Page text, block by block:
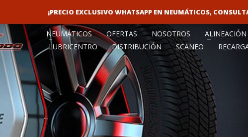
LINEAS ROTATIVAS:4797-9156
NEUMÁTICOS OFERTAS NOSOTROS ALINEACIÓN
LUBRICENTRO
DISTRIBUCIÓN SCANEO
¡PRECIO EXCLUSIVO WHATSAPP EN NEUMÁTICOS,